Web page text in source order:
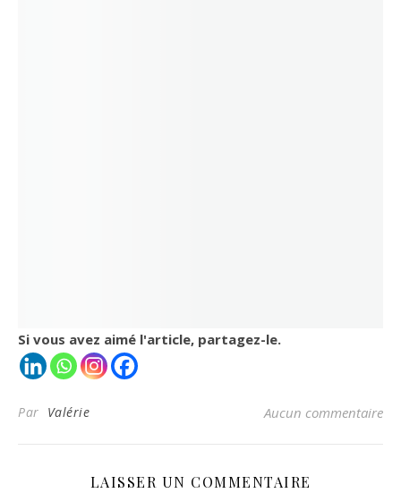
Si vous avez aimé l'article, partagez-le.
Par Valérie Aucun commentaire
LAISSER UN COMMENTAIRE